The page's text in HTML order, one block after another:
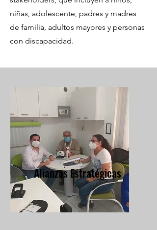
niñas, adolescente, padres y madres
de familia, adultos mayores y personas
con discapacidad.
Alianzas Estratégicas